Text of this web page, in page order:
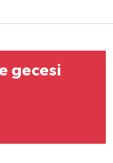
gecesi